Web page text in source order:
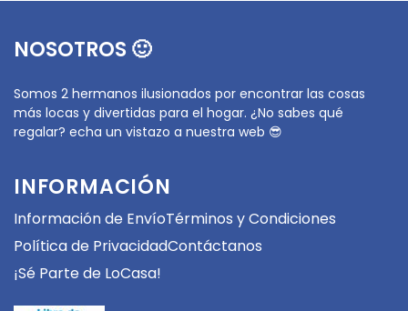
NOSOTROS 🙂
Somos 2 hermanos ilusionados por encontrar las cosas
más locas y divertidas para el hogar. ¿No sabes qué
regalar? echa un vistazo a nuestra web 😎
INFORMACIÓN
Información de EnvíoTérminos y Condiciones
Política de PrivacidadContáctanos
¡Sé Parte de LoCasa!